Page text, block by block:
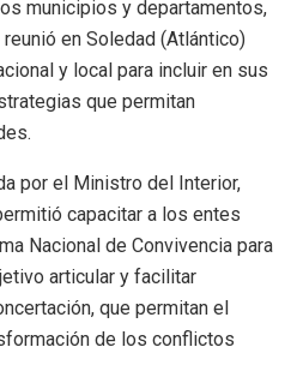
municipios y departamentos,
en Soledad (Atlántico)
y local para incluir en sus
que permitan
por el Ministro del Interior,
capacitar a los entes
Nacional de Convivencia para
articular y facilitar
que permitan el
de los conflictos